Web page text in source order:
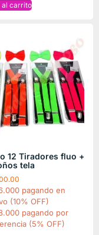
al carrito
12 Tiradores fluo +
tela
pagando en
(10% OFF)
pagando por
(5% OFF)